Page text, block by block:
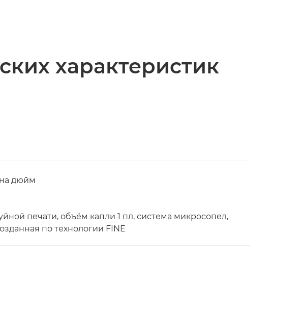
характеристик
дюйм
печати, объём капли 1 пл, система микросопел,
по технологии FINE